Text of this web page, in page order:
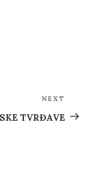
Post
NEXT
TVRĐAVE